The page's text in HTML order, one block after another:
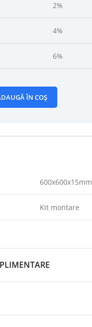
2%
4%
6%
ÎN COȘ
600x600x15mm
Kit montare